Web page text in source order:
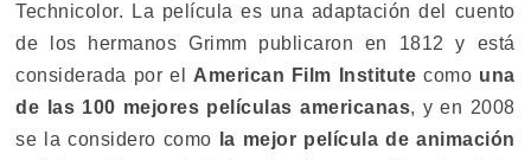
Technicolor. La película es una adaptación del cuento
de los hermanos Grimm publicaron en 1812 y está
considerada por el American Film Institute como una
de las 100 mejores películas americanas, y en 2008
se la considero como
la mejor película de animación